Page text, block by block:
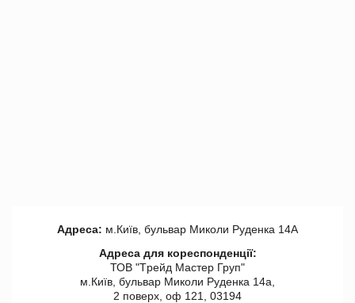
Адреса: м.Київ, бульвар Миколи Руденка 14А
Адреса для кореспонденції:
ТОВ "Tрейд Мастер Груп"
м.Київ, бульвар Миколи Руденка 14а,
2 поверх, оф 121, 03194